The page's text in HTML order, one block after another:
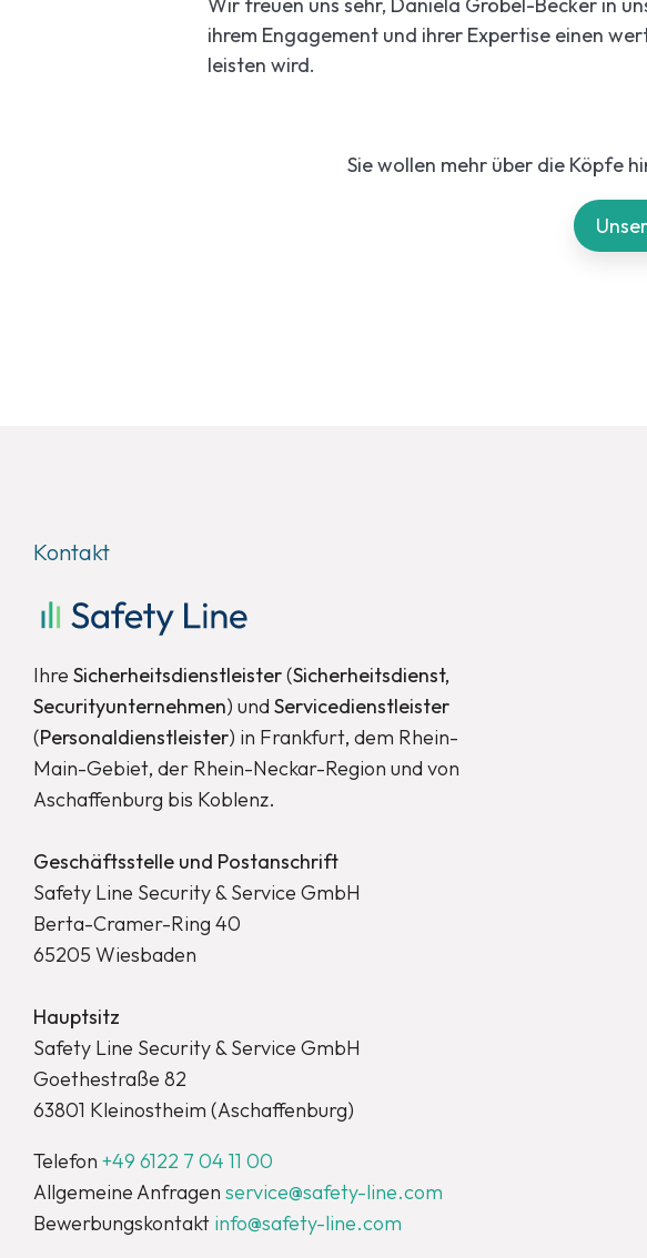
ihrem Engagement und ihrer Expertise einen
leisten wird.
Sie wollen mehr über die Köpfe
Kontakt
Ihre Sicherheitsdienstleister(Sicherheitsdienst,
Securityunternehmen) undServicedienstleister
(Personaldienstleister) in Frankfurt, dem Rhein-
Main-Gebiet, der Rhein-Neckar-Region und von
Aschaffenburg bis Koblenz.
Geschäftsstelle und Postanschrift
Safety Line Security & Service GmbH
Berta-Cramer-Ring 40
65205 Wiesbaden
Hauptsitz
Safety Line Security & Service GmbH
Goethestraße 82
63801 Kleinostheim (Aschaffenburg)
Telefon +49 6122 7 04 11 00
Allgemeine Anfragen service@safety-line.com
Bewerbungskontakt info@safety-line.com